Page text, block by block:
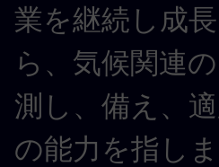
業を継続し成
ら、気候関連
測し、備え、
の能力を指し